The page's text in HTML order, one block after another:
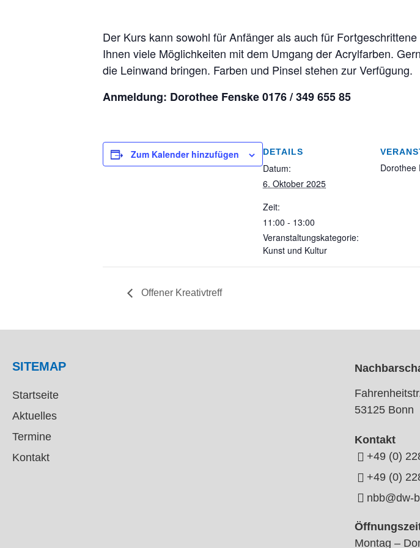
Der Kurs kann sowohl für Anfänger als auch für
Ihnen viele Möglichkeiten mit dem Umgang der Acrylfarben.
die Leinwand bringen. Farben und Pinsel stehen zur Verfügung.
Anmeldung: Dorothee Fenske 0176 / 349 655 85
Zum Kalender hinzufügen DETAILS
Datum:
6. Oktober 2025
Zeit:
11:00 - 13:00
Veranstaltungskategorie:
Kunst und Kultur
Dorothee
Offener Kreativtreff
SITEMAP
Startseite
Aktuelles
Termine
Kontakt
53125 Bonn
Kontakt
+49 (0)
+49 (0)
nbb@dw-
Montag –